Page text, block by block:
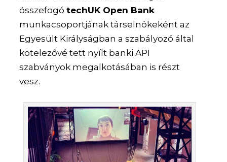
összefogótechUK Open Bank
munkacsoportjának társelnökeként az
Egyesült Királyságban a szabályozó által
kötelezővé tett nyílt banki API
szabványok megalkotásában is részt
vesz.